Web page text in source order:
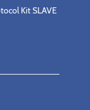
Kit SLAVE